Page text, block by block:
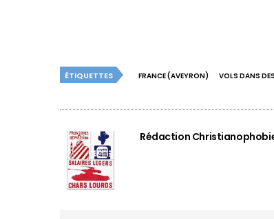
ÉTIQUETTES FRANCE (AVEYRON) VOLS DANS
Rédaction